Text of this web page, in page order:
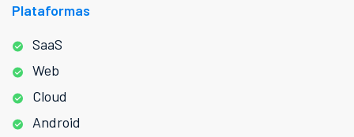
Plataformas
SaaS
Web
Cloud
Android